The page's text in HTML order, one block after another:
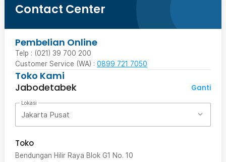
Contact Center
Pembelian Online
Telp : (021) 39 700 200
Customer Service (WA) : 0899 721 7050
Toko Kami
Jabodetabek
Ganti
Lokasi
Jakarta Pusat
Toko
Bendungan Hilir Raya Blok G1 No. 10